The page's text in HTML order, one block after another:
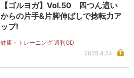
【ゴルヨガ】Vol.50 四つん這い
からの片手&片脚伸ばしで捻転力ア
ップ!
健康・トレーニング 週刊GD
2025.4.24